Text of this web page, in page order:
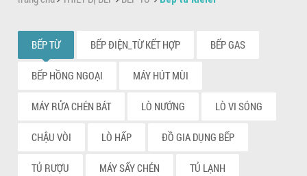
BẾP TỪ BẾP ĐIỆN_TỪ KẾT HỢP BẾP GAS
BẾP HỒNG NGOẠI MÁY HÚT MÙI
MÁY RỬA CHÉN BÁT LÒ NƯỚNG LÒ VI SÓNG
CHẬU VÒI LÒ HẤP ĐỒ GIA DỤNG BẾP
TỦ RƯỢU MÁY SẤY CHÉN TỦ LẠNH